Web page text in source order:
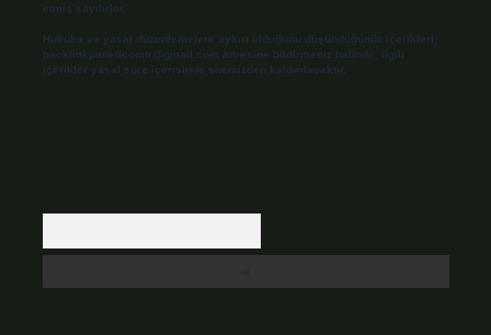
etmiş sayılırlar.
Hukuka ve yasal düzenlemelere aykırı olduğunu düşündüğünüz içerikleri,
backlinkpanelicomtr@gmail.com adresine bildirmeniz halinde, ilgili
içerikler yasal süre içerisinde sitemizden kaldırılacaktır.